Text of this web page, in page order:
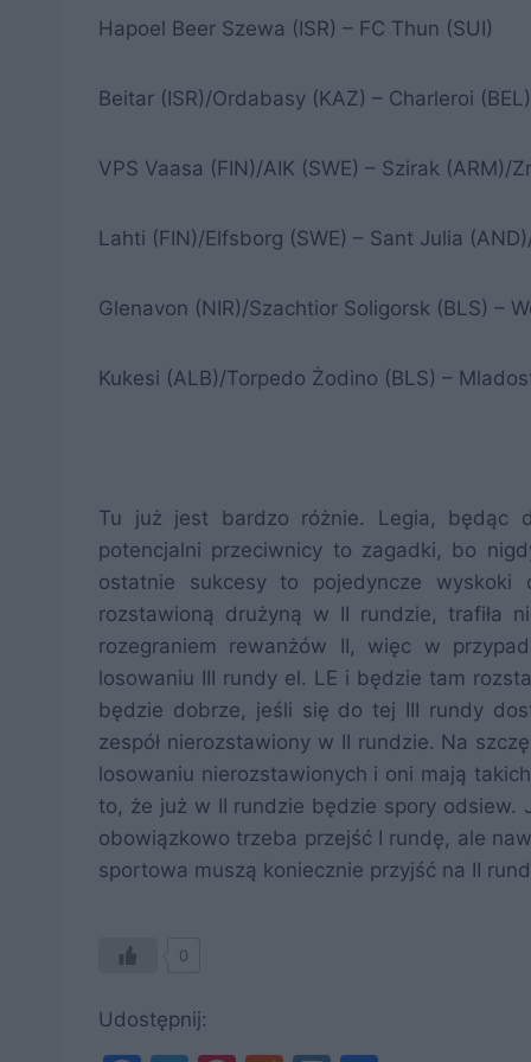
Hapoel Beer Szewa (ISR) – FC Thun (SUI)
Beitar (ISR)/Ordabasy (KAZ) – Charleroi (BEL)
VPS Vaasa (FIN)/AIK (SWE) – Szirak (ARM)/
Lahti (FIN)/Elfsborg (SWE) – Sant Julia
Glenavon (NIR)/Szachtior Soligorsk (BLS) –
Kukesi (ALB)/Torpedo Żodino (BLS) –
Tu już jest bardzo różnie. Legia, będąc
potencjalni przeciwnicy to zagadki, bo
ostatnie sukcesy to pojedyncze
rozstawioną drużyną w II rundzie, trafiła
rozegraniem rewanżów II, więc w
losowaniu III rundy el. LE i będzie tam
będzie dobrze, jeśli się do tej III rundy
zespół nierozstawiony w II rundzie. Na
losowaniu nierozstawionych i oni mają
to, że już w II rundzie będzie spory odsiew.
obowiązkowo trzeba przejść I rundę, ale
sportowa muszą koniecznie przyjść na II
0
Udostępnij: